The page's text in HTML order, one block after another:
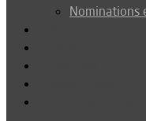
Nominations